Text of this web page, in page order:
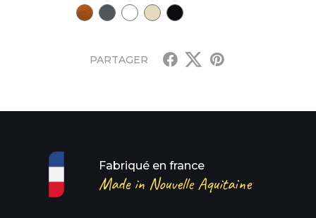
CD28 - Chêne Doré
Gris Anthracite - RAL 7016
Blanc pur - RAL 9010
Ivoire clair - RAL 1015
Noir foncé - RAL 9005
PARTAGER
Fabriqué en france
Made in Nouvelle Aquitaine